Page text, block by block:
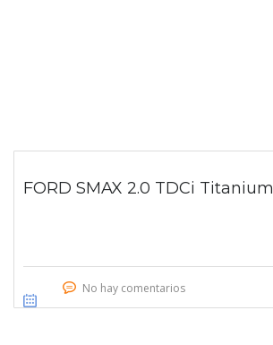
FORD SMAX 2.0 TDCi Titanium
No hay comentarios